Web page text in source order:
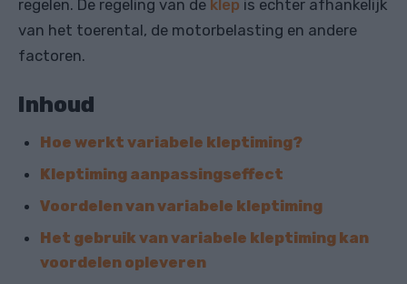
regelen. De regeling van de klep is echter afhankelijk
van het toerental, de motorbelasting en andere
factoren.
Inhoud
Hoe werkt variabele kleptiming?
Kleptiming aanpassingseffect
Voordelen van variabele kleptiming
Het gebruik van variabele kleptiming kan
voordelen opleveren